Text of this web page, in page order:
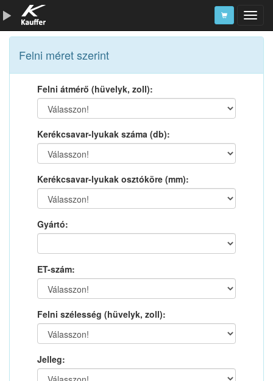
Szerszámkatalógus
Kosár
Alkatrészek
Felni méret szerint
Felni átmérő (hüvelyk, zoll):
Kerékcsavar-lyukak száma (db):
Kerékcsavar-lyukak osztóköre (mm):
Gyártó:
ET-szám:
Felni szélesség (hüvelyk, zoll):
Jelleg: